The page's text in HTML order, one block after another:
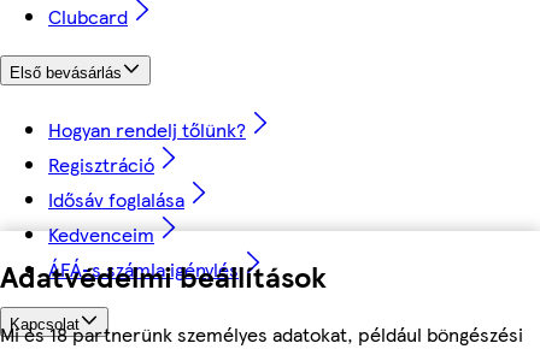
Adatvédelmi beállítások
Mi és 18 partnerünk személyes adatokat, például böngészési
Clubcard
Első bevásárlás
Hogyan rendelj tőlünk?
Regisztráció
Idősáv foglalása
Kedvenceim
ÁFÁ-s számla igénylés
Kapcsolat